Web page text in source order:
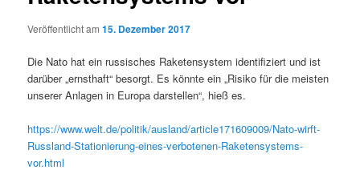
Veröffentlicht am15. Dezember 2017
Die Nato hat ein russisches Raketensystem identifiziert und ist
darüber „ernsthaft“ besorgt. Es könnte ein „Risiko für die meisten
unserer Anlagen in Europa darstellen“, hieß es.
https://www.welt.de/politik/ausland/article171609009/Nato-wirft-
Russland-Stationierung-eines-verbotenen-Raketensystems-
vor.html